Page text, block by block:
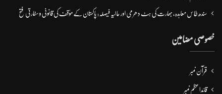
سندھ طاس معاہدہ، بھارت کی ہٹ دھرمی اور حالیہ فیصلہ: پاکستان کے مؤقف کی قانونی و سفارتی فتح
خصوصی مضامین
قرآن نمبر
قائداعظم نمبر